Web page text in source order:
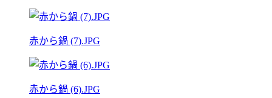
赤から鍋 (7).JPG
赤から鍋 (6).JPG